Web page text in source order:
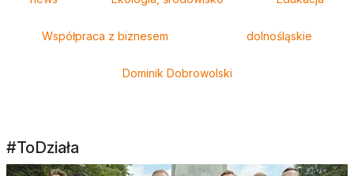
Współpraca z biznesem dolnośląskie
Dominik Dobrowolski
#ToDziała